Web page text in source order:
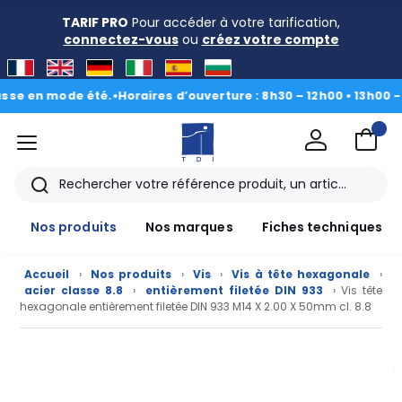
TARIF PRO Pour accéder à votre tarification,
connectez-vousou créez votre compte
mode été.•Horaires d’ouverture : 8h30 – 12h00 • 13h00 -
menu
Rechercher
Nos produits
Nos marques Fiches techniques
Accueil › Nos produits › Vis › Vis à tête hexagonale
›
acier classe 8.8
› entièrement filetée DIN 933
› Vis tête
hexagonale entièrement filetée DIN 933 M14 X 2.00 X 50mm cl. 8.8